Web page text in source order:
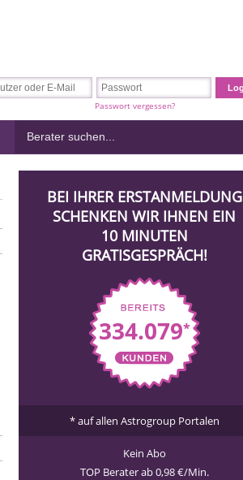
Passwort vergessen?
BEI IHRER ERSTANMELDUNG
SCHENKEN WIR IHNEN EIN
10 MINUTEN
GRATISGESPRÄCH!
334.079*
* auf allen Astrogroup Portalen
Kein Abo
TOP Berater ab 0,98 €/Min.